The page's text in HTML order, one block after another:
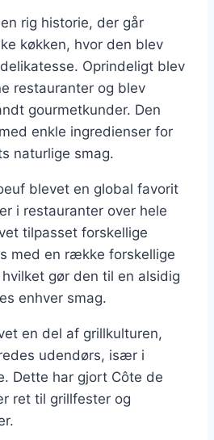
rig historie, der går
køkken, hvor den blev
Oprindeligt blev
restauranter og blev
gourmetkunder. Den
enkle ingredienser for
naturlige smag.
blevet en global favorit
i restauranter over hele
tilpasset forskellige
med en række forskellige
gør den til en alsidig
enhver smag.
en del af grillkulturen,
udendørs, især i
Dette har gjort Côte de
ret til grillfester og